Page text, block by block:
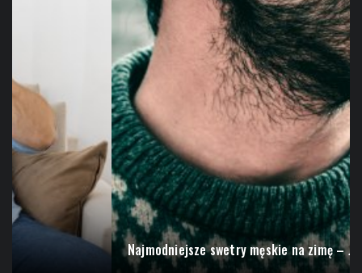
Najmodniejsze swetry męskie na zimę – Jakie...